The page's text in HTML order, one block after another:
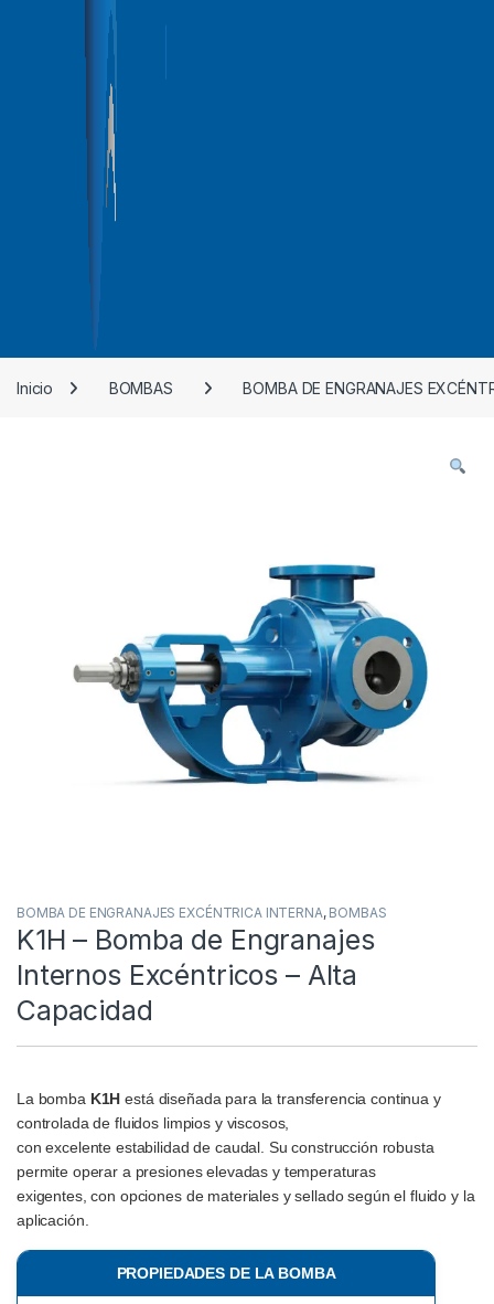
Inicio BOMBAS BOMBA DE ENGRANAJES
BOMBA DE ENGRANAJES EXCÉNTRICA INTERNA, BOMBAS
K1H – Bomba de Engranajes
Internos Excéntricos – Alta
Capacidad
La bomba K1H está diseñada para la transferencia continua y
controlada de fluidos limpios y viscosos,
con excelente estabilidad de caudal. Su construcción robusta
permite operar a presiones elevadas y temperaturas
exigentes, con opciones de materiales y sellado según el fluido y la
aplicación.
PROPIEDADES DE LA BOMBA